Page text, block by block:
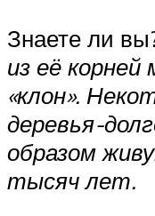
Знаете ли
из её
«клон».
деревья-
образом
тысяч лет.